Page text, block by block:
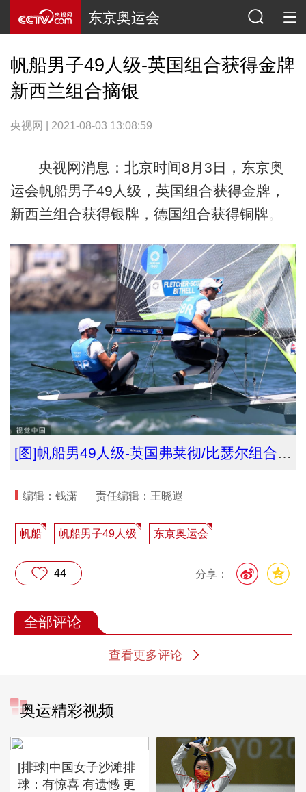
东京奥运会
帆船男子49人级-英国组合获得金牌
新西兰组合摘银
央视网 | 2021-08-03 13:08:59
央视网消息：北京时间8月3日，东京奥
运会帆船男子49人级，英国组合获得金牌，
新西兰组合获得银牌，德国组合获得铜牌。
[图]帆船男49人级-英国弗莱彻/比瑟尔组合获得金牌
编辑：钱潇 责任编辑：王晓遐
帆船 帆船男子49人级 东京奥运会
分享：
44
全部评论
查看更多评论
奥运精彩视频
[排球]中国女子沙滩排
球：有惊喜 有遗憾 更